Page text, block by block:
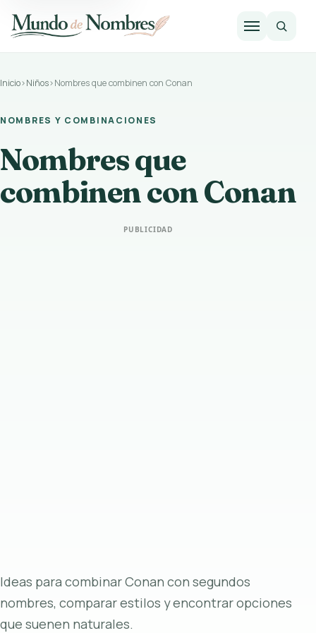
Inicio›Niños›Nombres que combinen con Conan
NOMBRES Y COMBINACIONES
Nombres que
combinen con Conan
PUBLICIDAD
Ideas para combinar Conan con segundos
nombres, comparar estilos y encontrar opciones
que suenen naturales.